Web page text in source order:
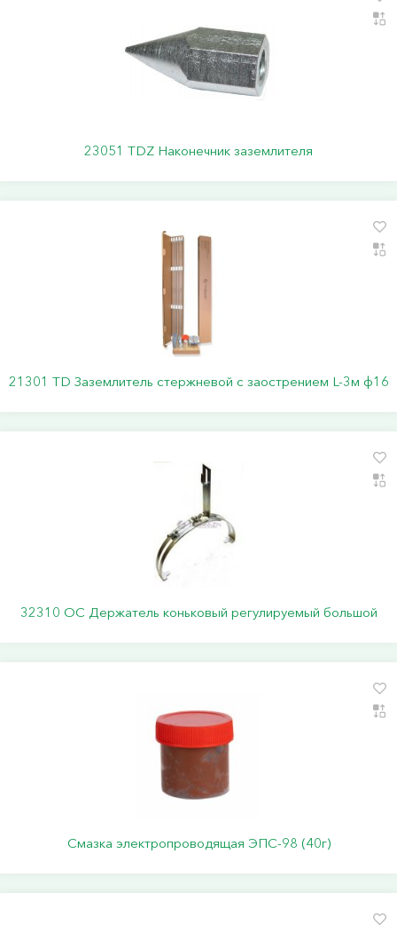
23051 TDZ Наконечник заземлителя
21301 TD Заземлитель стержневой c заострением L-3м ф16
32310 ОС Держатель коньковый регулируемый большой
Смазка электропроводящая ЭПС-98 (40г)